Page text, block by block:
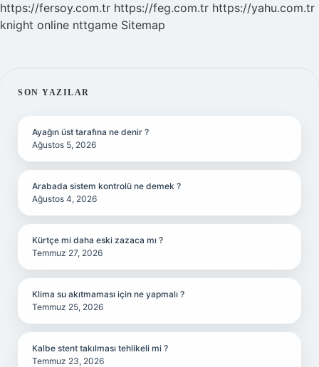
https://fersoy.com.tr https://feg.com.tr https://yahu.com.tr
knight online nttgame Sitemap
SIDEBAR
SON YAZILAR
Ayağın üst tarafına ne denir ?
Ağustos 5, 2026
Arabada sistem kontrolü ne demek ?
Ağustos 4, 2026
Kürtçe mi daha eski zazaca mı ?
Temmuz 27, 2026
Klima su akıtmaması için ne yapmalı ?
Temmuz 25, 2026
Kalbe stent takılması tehlikeli mi ?
Temmuz 23, 2026